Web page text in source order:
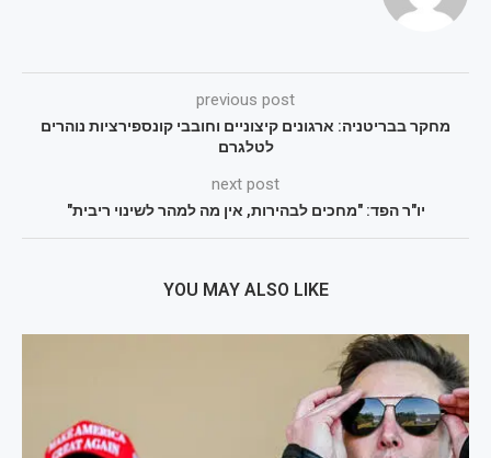
previous post
מחקר בבריטניה: ארגונים קיצוניים וחובבי קונספירציות נוהרים
לטלגרם
next post
יו"ר הפד: "מחכים לבהירות, אין מה למהר לשינוי ריבית"
YOU MAY ALSO LIKE